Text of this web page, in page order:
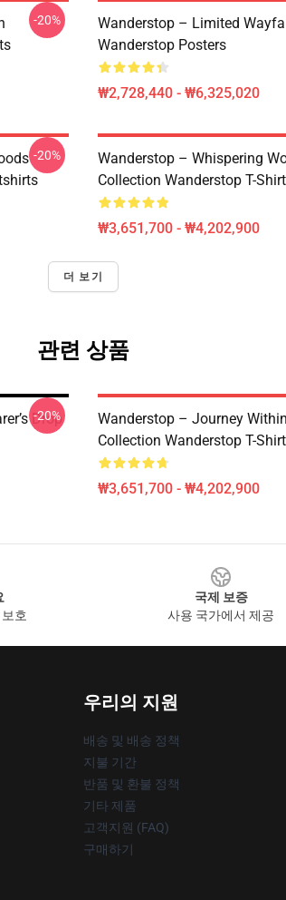
-20%
Wanderstop – Limited
Wanderstop Posters
₩2,728,440 - ₩6,325,020
-20%
Wanderstop – Whispering
Collection Wanderstop T-
₩3,651,700 - ₩4,202,900
더 보기
관련 상품
Drop
-20%
Wanderstop – Journey
Collection Wanderstop T-
₩3,651,700 - ₩4,202,900
호
국제 보증
사용 국가에서 제공
우리의 지원
배송 및 배송 정책
지불 기간
반품 및 환불 정책
기타 제품
고객지원 (FAQ)
구매하기